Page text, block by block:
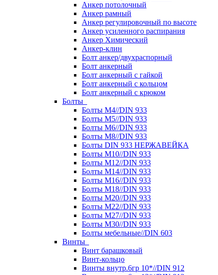
Анкер потолочный
Анкер рамный
Анкер регулировочный по высоте
Анкер усиленного распирания
Анкер Химический
Анкер-клин
Болт анкер/двухраспорный
Болт анкерный
Болт анкерный с гайкой
Болт анкерный с кольцом
Болт анкерный с крюком
Болты
Болты М4//DIN 933
Болты М5//DIN 933
Болты М6//DIN 933
Болты М8//DIN 933
Болты DIN 933 НЕРЖАВЕЙКА
Болты М10//DIN 933
Болты М12//DIN 933
Болты М14//DIN 933
Болты М16//DIN 933
Болты М18//DIN 933
Болты М20//DIN 933
Болты М22//DIN 933
Болты М27//DIN 933
Болты М30//DIN 933
Болты мебельные//DIN 603
Винты
Винт барашковый
Винт-кольцо
Винты внутр.6гр 10*//DIN 912